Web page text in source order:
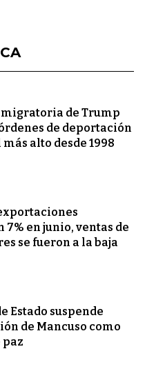
migratoria de Trump
de deportación
alto desde 1998
7% en junio, ventas de
se fueron a la baja
Estado suspende
de Mancuso como
paz